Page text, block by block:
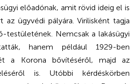
előadónak, amit rövid ideig el is
az ügyvédi pályára. Virilisként tagja
testületének. Nemcsak a lakásügyi
hanem például 1929-ben
a Korona bővítéséről, majd az
is. Utóbbi kérdéskörben